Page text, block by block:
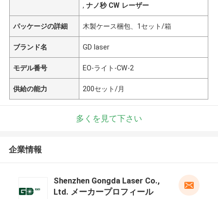
,ナノ秒 CW レーザー
パッケージの詳細 木製ケース梱包、1セット/箱
ブランド名 GD laser
モデル番号 EO-ライト-CW-2
供給の能力 200セット/月
多くを見て下さい
企業情報
Shenzhen Gongda Laser Co.,
Ltd. メーカープロフィール